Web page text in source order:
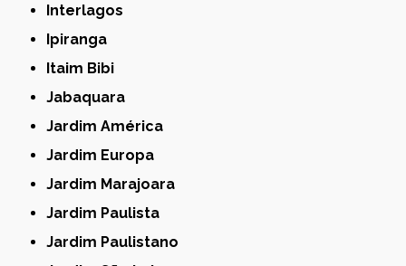
Interlagos
Ipiranga
Itaim Bibi
Jabaquara
Jardim América
Jardim Europa
Jardim Marajoara
Jardim Paulista
Jardim Paulistano